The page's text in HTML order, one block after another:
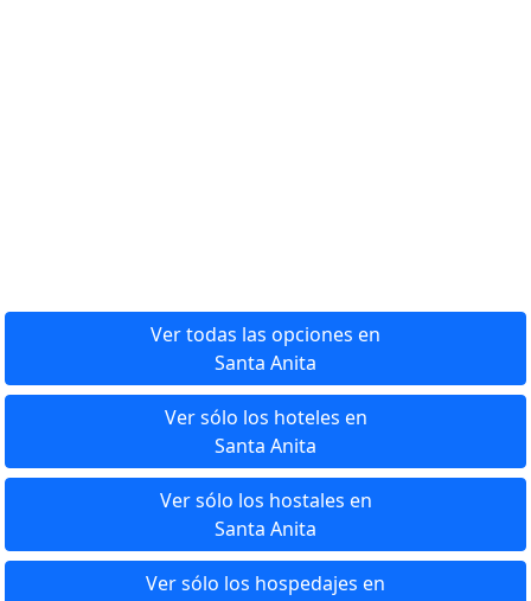
Ver todas las opciones en
Santa Anita
Ver sólo los hoteles en
Santa Anita
Ver sólo los hostales en
Santa Anita
Ver sólo los hospedajes en